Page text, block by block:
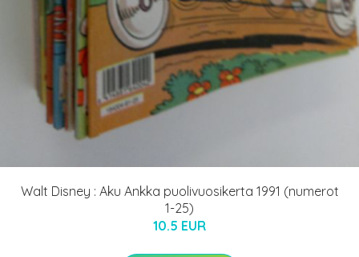
Walt Disney : Aku Ankka puolivuosikerta 1991 (numerot
1-25)
10.5 EUR